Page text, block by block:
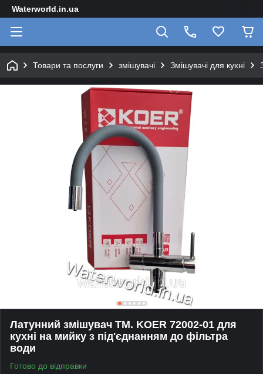
Waterworld.in.ua
Товари та послуги змішувачі Змішувачі для кухні
Латунний змішувач TM. KOER 72002-01 для
кухні на мийку з під'єднанням до фільтра
води
Готово до відправки